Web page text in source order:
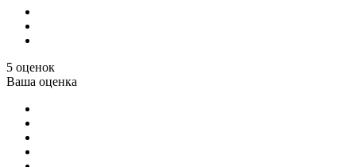
5 оценок
Ваша оценка